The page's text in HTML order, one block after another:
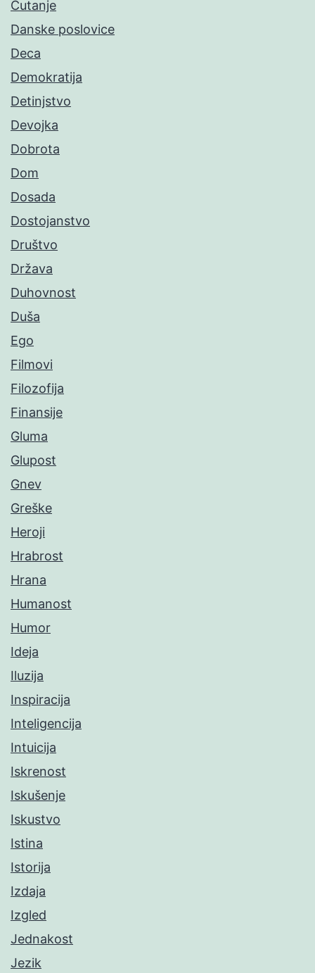
Ćutanje
Danske poslovice
Deca
Demokratija
Detinjstvo
Devojka
Dobrota
Dom
Dosada
Dostojanstvo
Društvo
Država
Duhovnost
Duša
Ego
Filmovi
Filozofija
Finansije
Gluma
Glupost
Gnev
Greške
Heroji
Hrabrost
Hrana
Humanost
Humor
Ideja
Iluzija
Inspiracija
Inteligencija
Intuicija
Iskrenost
Iskušenje
Iskustvo
Istina
Istorija
Izdaja
Izgled
Jednakost
Jezik